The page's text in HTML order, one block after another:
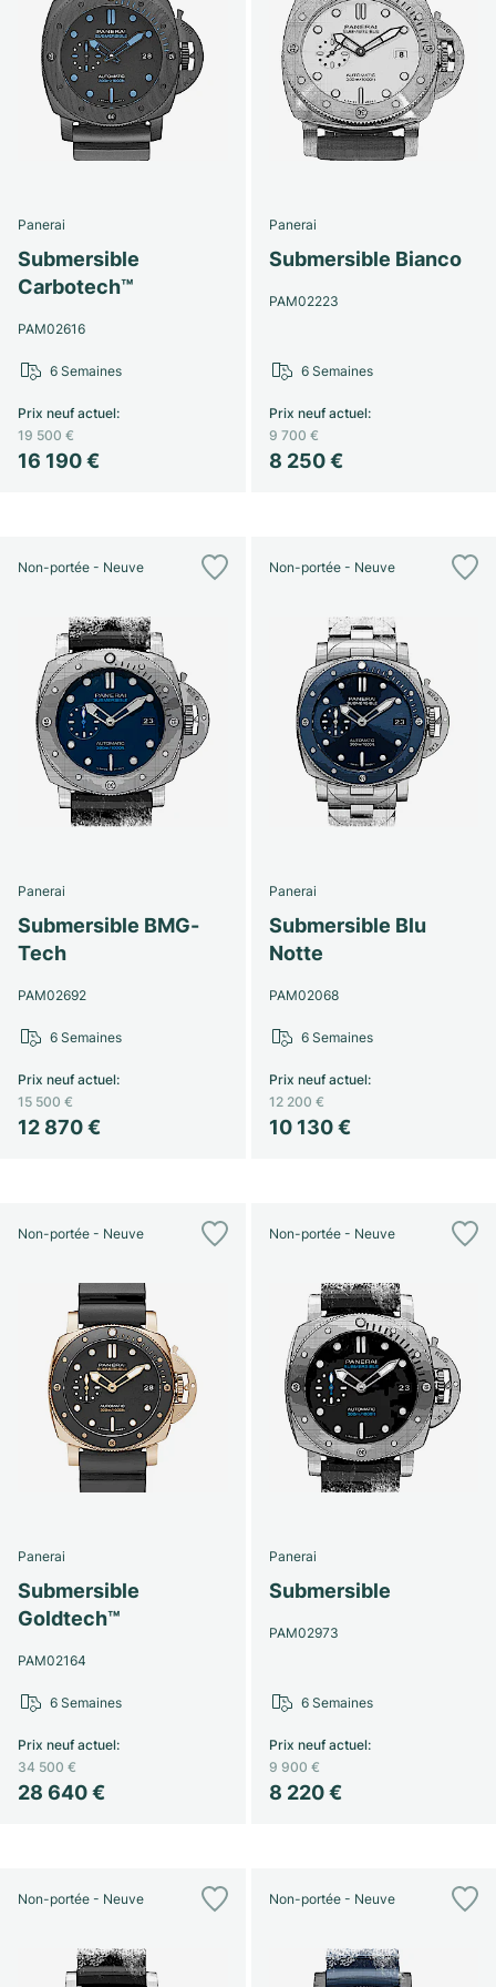
Montres pour femmes
Montres pour femmes
Panerai
Submersible
Carbotech™
PAM02616
16 190 €
Prix neuf actuel:
19 500 €
6 Semaines
Panerai
Submersible Bianco
PAM02223
8 250 €
Prix neuf actuel:
9 700 €
6 Semaines
Non-portée - Neuve
Panerai
Submersible BMG-
Tech
PAM02692
12 870 €
Prix neuf actuel:
15 500 €
6 Semaines
Non-portée - Neuve
Panerai
Submersible Blu
Notte
PAM02068
10 130 €
Prix neuf actuel:
12 200 €
6 Semaines
Non-portée - Neuve
Panerai
Submersible
Goldtech™
PAM02164
28 640 €
Prix neuf actuel:
34 500 €
6 Semaines
Non-portée - Neuve
Panerai
Submersible
PAM02973
8 220 €
Prix neuf actuel:
9 900 €
6 Semaines
Non-portée - Neuve Non-portée - Neuve